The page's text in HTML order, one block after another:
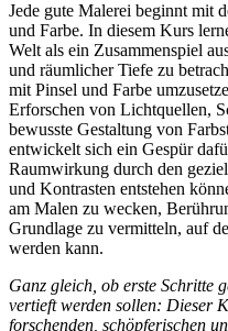
Jede gute Malerei beginnt mit
und Farbe. In diesem Kurs
Welt als ein Zusammenspiel
und räumlicher Tiefe zu
mit Pinsel und Farbe
Erforschen von Lichtquellen,
bewusste Gestaltung von
entwickelt sich ein Gespür
Raumwirkung durch den
und Kontrasten entstehen
am Malen zu wecken,
Grundlage zu vermitteln, auf
werden kann.
Ganz gleich, ob erste Schritte
vertieft werden sollen: Dieser
forschenden, schöpferischen